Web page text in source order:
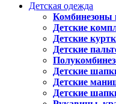
Детская одежда
Комбинезоны
Детские
Детские
Детские
Детские
Детские
Детские